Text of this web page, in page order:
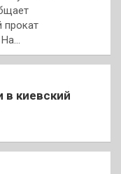
прокат
киевский